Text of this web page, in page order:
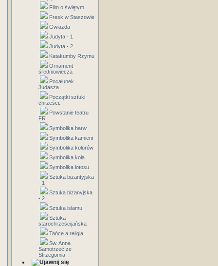
Film o świętym
Fresk w Staszowie
Gwiazda
Judyta - 1
Judyta - 2
Katakumby Rzymu
Ornament
średniowiecza
Pocałunek
Judasza
Początki sztuki
chrześci.
Powstanie teatru
FR
Symbolika barw
Symbolika kamieni
Symbolika kolorów
Symbolika koła
Symbolika lotosu
Sztuka bizantyjska
- 1
Sztuka bizanyjska
- 2
Sztuka islamu
Sztuka
starochrześcijańska
Tańce a religia
Św. Anna
Samotrzeć ze
Strzegomia